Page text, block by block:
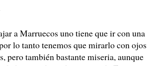
a Marruecos uno tiene que ir con una
lo tanto tenemos que mirarlo con ojos
pero también bastante miseria, aunque